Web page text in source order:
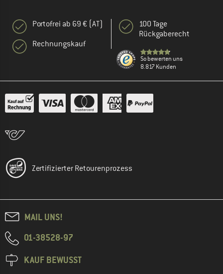
Portofrei ab 69 € (AT)
Rechnungskauf
100 Tage
Rückgaberecht
So bewerten uns
8.817 Kunden
Zertifizierter Retourenprozess
MAIL UNS!
01-38528-97
KAUF BEWUSST